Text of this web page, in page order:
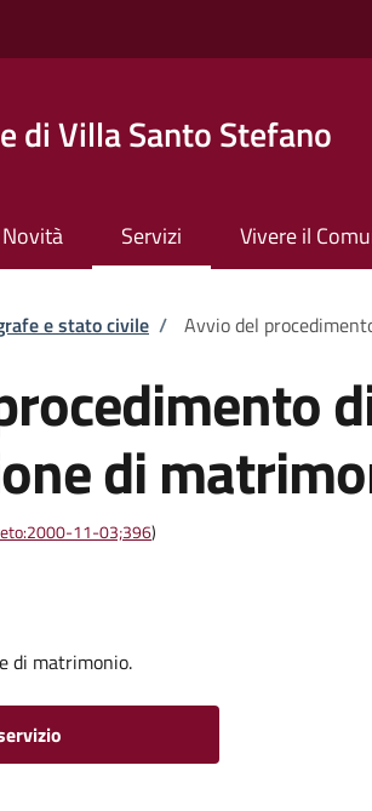
di Villa Santo Stefano
Novità Servizi Vivere il
e stato civile / Avvio del
di
11-03;396)
di matrimonio.